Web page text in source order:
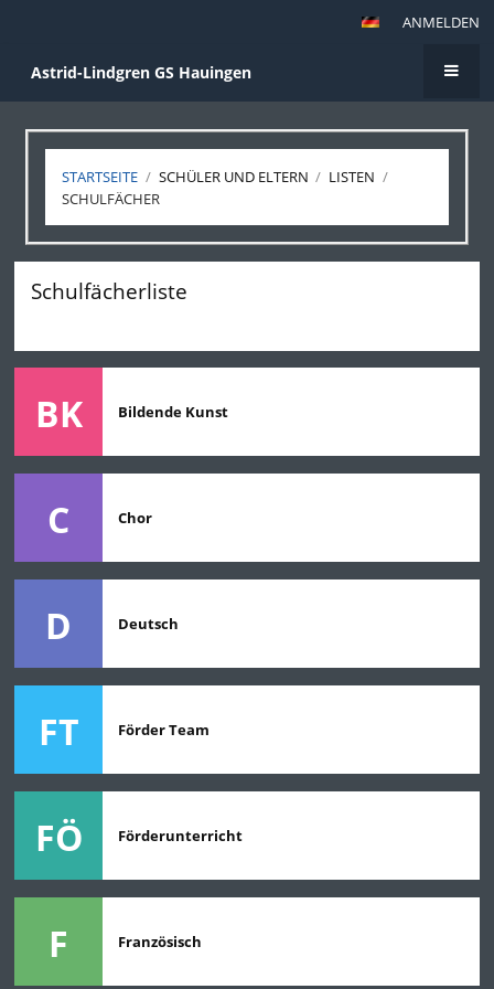
ANMELDEN
Astrid-Lindgren GS Hauingen
STARTSEITE / SCHÜLER UND ELTERN / LISTEN /
SCHULFÄCHER
Schulfächer
Schulfächerliste
BK Bildende Kunst
C Chor
D Deutsch
FT Förder Team
FÖ Förderunterricht
F Französisch